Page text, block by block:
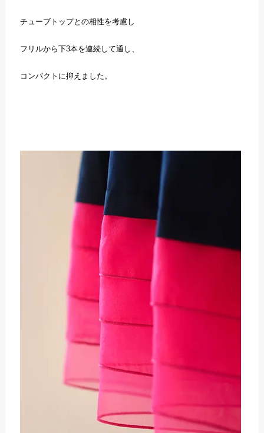
チューブトップとの相性を考慮し
フリルから下3本を連続して通し、
コンパクトに抑えました。